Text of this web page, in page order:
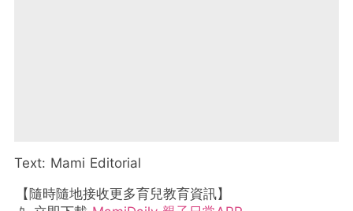
Text: Mami Editorial
【隨時隨地接收更多育兒教育資訊】